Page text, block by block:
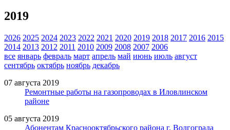
2019
2026 2025 2024 2023 2022 2021 2020 2019 2018 2017 2016 2015
2014 2013 2012 2011 2010 2009 2008 2007 2006
все январь февраль март апрель май июнь июль август
сентябрь октябрь ноябрь декабрь
07 августа 2019
Ремонтные работы на газопроводах в Иловлинском
районе
05 августа 2019
Абонентам Краснооктябрьского района г. Волгограда